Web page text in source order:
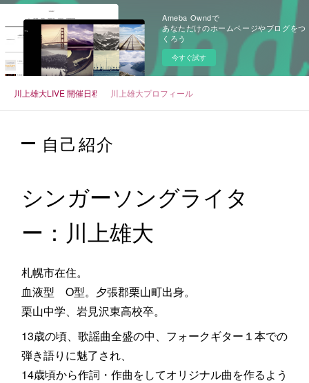
Ameba Owndで
あなただけのホームページやブログをつ
くろう
今すぐ試す
川上雄大LIVE 開催日程 川上雄大プロフィール
自己紹介
シンガーソングライタ
ー：川上雄大
札幌市在住。
血液型 O型。夕張郡栗山町出身。
栗山中学、岩見沢東高校卒。
13歳の頃、歌謡曲全盛の中、フォークギター１本での
弾き語りに魅了され、
14歳頃から作詞・作曲をしてオリジナル曲を作るよう